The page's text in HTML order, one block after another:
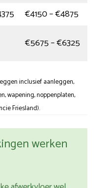
€4150 – €4875
€5675 – €6325
inclusief aanleggen,
wapening, noppenplaten,
Friesland).
werken